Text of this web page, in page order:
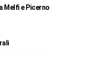
Melfi e Picerno